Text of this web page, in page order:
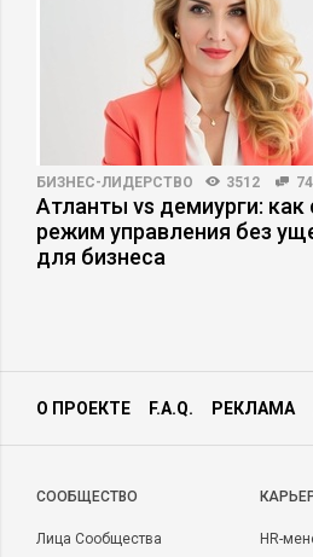
БИЗНЕС-ЛИДЕРСТВО 3512 74
Атланты vs демиурги: как
режим управления без
для бизнеса
О ПРОЕКТЕ F.A.Q. РЕКЛАМА
CООБЩЕСТВО
Лица Сообщества
HR-